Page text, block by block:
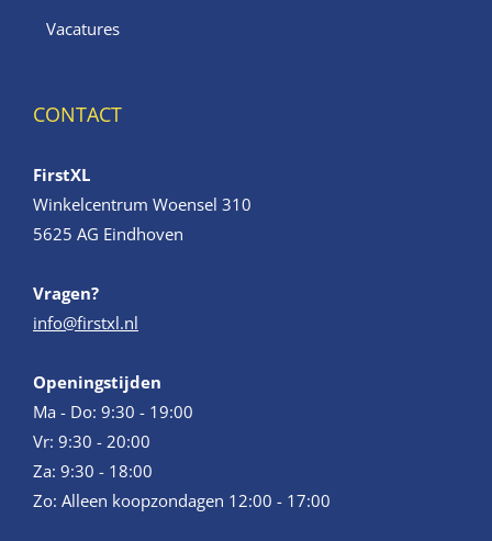
Vacatures
CONTACT
FirstXL
Winkelcentrum Woensel 310
5625 AG Eindhoven
Vragen?
info@firstxl.nl
Openingstijden
Ma - Do: 9:30 - 19:00
Vr: 9:30 - 20:00
Za: 9:30 - 18:00
Zo: Alleen koopzondagen 12:00 - 17:00